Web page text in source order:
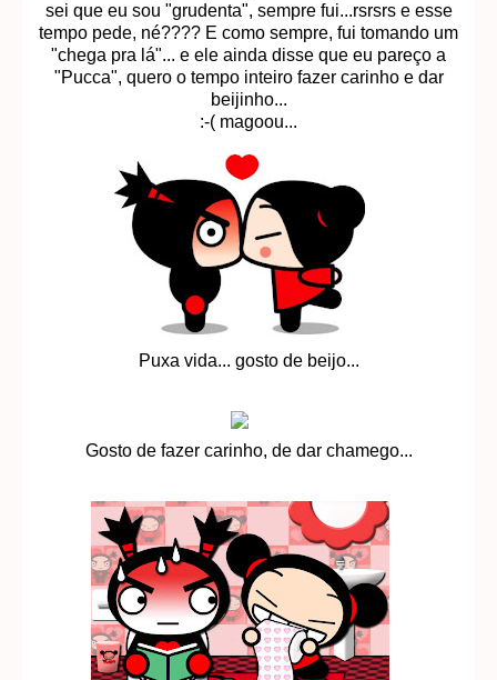
sei que eu sou "grudenta", sempre fui...rsrsrs e esse
tempo pede, né???? E como sempre, fui tomando um
"chega pra lá"... e ele ainda disse que eu pareço a
"Pucca", quero o tempo inteiro fazer carinho e dar
beijinho...
:-( magoou...
Puxa vida... gosto de beijo...
Gosto de fazer carinho, de dar chamego...